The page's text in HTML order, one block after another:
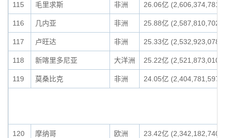
115 毛里求斯 非洲 26.06亿 (2,606,374,781)
116 几内亚 非洲 25.88亿 (2,587,810,702)
117 卢旺达 非洲 25.33亿 (2,532,923,078)
118 新喀里多尼亚 大洋洲 25.22亿 (2,521,873,010)
119 莫桑比克 非洲 24.05亿 (2,404,781,597)
120 摩纳哥 欧洲 23.42亿 (2,342,182,740)